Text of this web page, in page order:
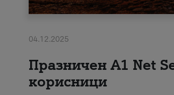
04.12.2025
Празничен A1 Net
корисници